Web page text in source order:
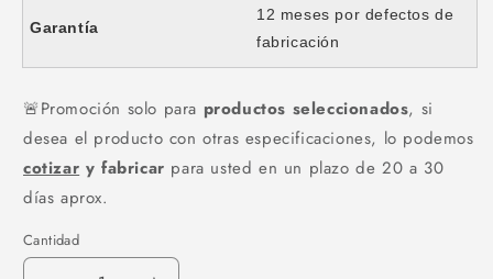
Garantía
12 meses por defectos de
fabricación
🚨​Promoción solo para productos seleccionados, si
desea el producto con otras especificaciones, lo podemos
cotizar y fabricar para usted en un plazo de 20 a 30
días aprox.
Cantidad
Cantidad